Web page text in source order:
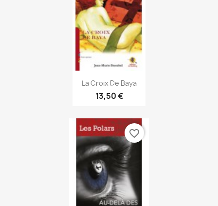
Aperçu rapide
La Croix De Baya
13,50 €
favorite_border